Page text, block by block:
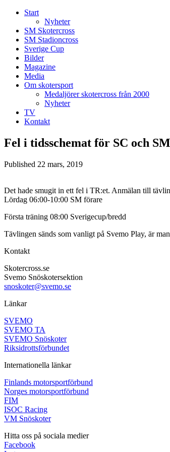
Start
Nyheter
SM Skotercross
SM Stadioncross
Sverige Cup
Bilder
Magazine
Media
Om skotersport
Medaljörer skotercross från 2000
Nyheter
TV
Kontakt
Fel i tidsschemat för SC och
Published 22 mars, 2019
Det hade smugit in ett fel i TR:et. Anmälan till
Lördag 06:00-10:00 SM förare
Första träning 08:00 Sverigecup/bredd
Tävlingen sänds som vanligt på Svemo Play, är
Kontakt
Skotercross.se
Svemo Snöskotersektion
snoskoter@svemo.se
Länkar
SVEMO
SVEMO TA
SVEMO Snöskoter
Riksidrottsförbundet
Internationella länkar
Finlands motorsportförbund
Norges motorsportförbund
FIM
ISOC Racing
VM Snöskoter
Hitta oss på sociala medier
Facebook